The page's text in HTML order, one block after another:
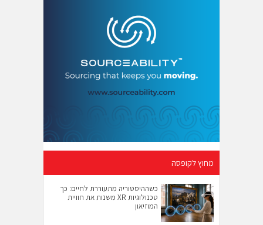
מחוץ לקופסה
כשההיסטוריה מתעוררת לחיים: כך
טכנולוגיות XR משנות את חוויית
המוזיאון